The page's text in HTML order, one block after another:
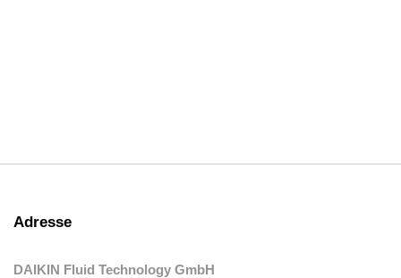
Adresse
DAIKIN Fluid Technology GmbH